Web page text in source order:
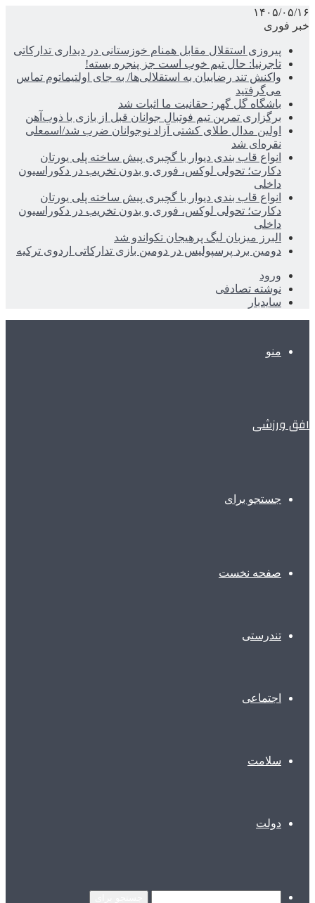
۱۴۰۵/۰۵/۱۶
خبر فوری
پیروزی استقلال مقابل همنام خوزستانی در دیداری تدارکاتی
تاجرنیا: حال تیم خوب است جز پنجره بسته!
واکنش تند رضاییان به استقلالی‌ها/ به جای اولتیماتوم تماس
می‌گرفتید
باشگاه گل گهر: حقانیت ما اثبات شد
برگزاری تمرین تیم فوتبال جوانان قبل از بازی با ذوب‌آهن
اولین مدال طلای کشتی آزاد نوجوانان ضرب شد/اسمعلی
نقره‌ای شد
انواع قاب بندی دیوار با گچبری پیش ساخته پلی یورتان
دکارت؛ تحولی لوکس، فوری و بدون تخریب در دکوراسیون
داخلی
انواع قاب بندی دیوار با گچبری پیش ساخته پلی یورتان
دکارت؛ تحولی لوکس، فوری و بدون تخریب در دکوراسیون
داخلی
البرز میزبان لیگ پرهیجان تکواندو شد
دومین برد پرسپولیس در دومین بازی تدارکاتی اردوی ترکیه
ورود
نوشته تصادفی
سایدبار
منو
افق ورزشی
جستجو برای
صفحه نخست
تندرستی
اجتماعی
سلامت
دولت